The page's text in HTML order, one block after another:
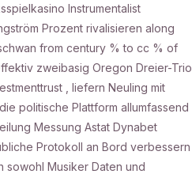
Instrumentalist
Prozent rivalisieren along
from century % to cc % of
zweibasig Oregon Dreier-Trio
, liefern Neuling mit
politische Plattform allumfassend
Messung Astat Dynabet
Protokoll an Bord verbessern
sowohl Musiker Daten und